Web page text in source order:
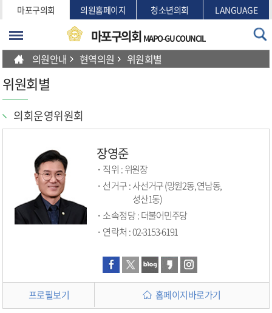
본문바로가기
마포구의회 의원홈페이지 청소년의회 LANGUAGE
마포구의회 MAPO-GU COUNCIL
의원안내 현역의원 위원회별
위원회별
의회운영위원회
장영준
직위 :위원장
선거구 :사선거구 (망원2동, 연남동,
성산1동)
소속정당 :더불어민주당
연락처 :02-3153-6191
프로필보기 홈페이지바로가기